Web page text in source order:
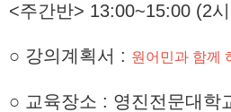
<주간반> 13:00~15:00 (2
○ 강의계획서 : 원어민과 함께
○ 교육장소 : 영진전문대학